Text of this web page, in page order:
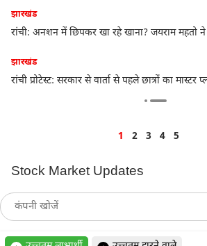
झारखंड
रांची: अनशन में छिपकर खा रहे खाना? जयराम महतो ने
झारखंड
रांची प्रोटेस्ट: सरकार से वार्ता से पहले छात्रों का मास्टर
1 2 3 4 5
Stock Market Updates